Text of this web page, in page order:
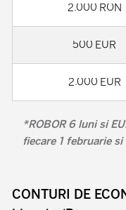
2.000 RON
500 EUR
2.000 EUR
*ROBOR 6 luni si
fiecare 1 februarie si
CONTURI DE